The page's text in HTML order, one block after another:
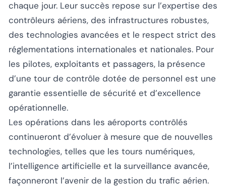
chaque jour. Leur succès repose sur l’expertise des
contrôleurs aériens, des infrastructures robustes,
des technologies avancées et le respect strict des
réglementations internationales et nationales. Pour
les pilotes, exploitants et passagers, la présence
d’une tour de contrôle dotée de personnel est une
garantie essentielle de sécurité et d’excellence
opérationnelle.
Les opérations dans les aéroports contrôlés
continueront d’évoluer à mesure que de nouvelles
technologies, telles que les tours numériques,
l’intelligence artificielle et la surveillance avancée,
façonneront l’avenir de la gestion du trafic aérien.